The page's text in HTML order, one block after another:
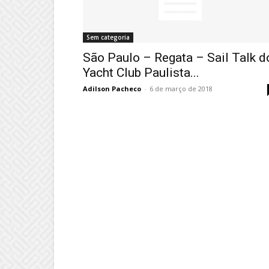
Sem categoria
São Paulo – Regata – Sail Talk
Yacht Club Paulista...
Adilson Pacheco - 6 de março de 2018